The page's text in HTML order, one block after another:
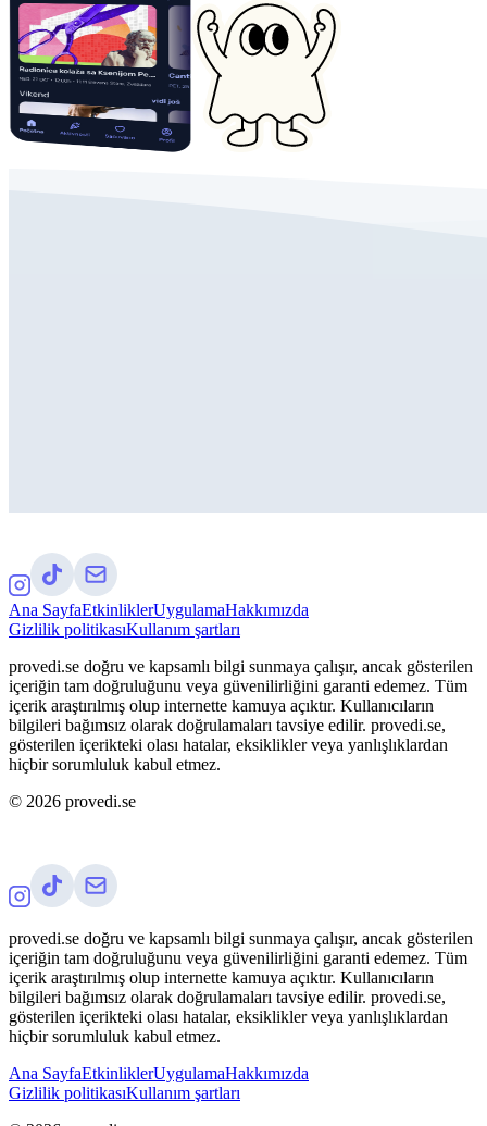
Ana SayfaEtkinliklerUygulamaHakkımızda
Gizlilik politikasıKullanım şartları
provedi.se doğru ve kapsamlı bilgi sunmaya çalışır, ancak gösterilen
içeriğin tam doğruluğunu veya güvenilirliğini garanti edemez. Tüm
içerik araştırılmış olup internette kamuya açıktır. Kullanıcıların
bilgileri bağımsız olarak doğrulamaları tavsiye edilir. provedi.se,
gösterilen içerikteki olası hatalar, eksiklikler veya yanlışlıklardan
hiçbir sorumluluk kabul etmez.
© 2026 provedi.se
provedi.se doğru ve kapsamlı bilgi sunmaya çalışır, ancak gösterilen
içeriğin tam doğruluğunu veya güvenilirliğini garanti edemez. Tüm
içerik araştırılmış olup internette kamuya açıktır. Kullanıcıların
bilgileri bağımsız olarak doğrulamaları tavsiye edilir. provedi.se,
gösterilen içerikteki olası hatalar, eksiklikler veya yanlışlıklardan
hiçbir sorumluluk kabul etmez.
Ana SayfaEtkinliklerUygulamaHakkımızda
Gizlilik politikasıKullanım şartları